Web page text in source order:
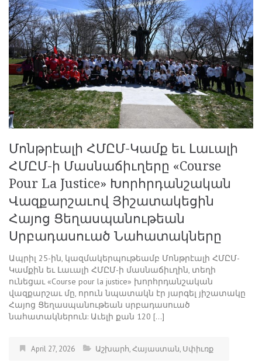
Մոնթրէալի ՀՄԸՄ-Կամք եւ Լաւալի
ՀՄԸՄ-ի Մասնաճիւղերը «Course
Pour La Justice» Խորհրդանշական
Վազքարշաւով Յիշատակեցին
Հայոց Ցեղասպանութեան
Սրբադասուած Նահատակները
Ապրիլ 25-ին, կազմակերպութեամբ Մոնթրէալի ՀՄԸՄ-
Կամքին եւ Լաւալի ՀՄԸՄ-ի մասնաճիւղին, տեղի
ունեցաւ «Course pour la justice» խորհրդանշական
վազքարշաւ մը, որուն նպատակն էր յարգել յիշատակը
Հայոց Ցեղասպանութեան սրբադասուած
նահատակներուն: Աւելի քան 120 […]
April 27, 2026 Աշխարհ,Հայաստան, Սփիւռք